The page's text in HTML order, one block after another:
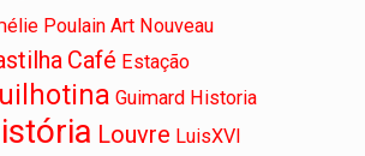
Poulain Art Nouveau
Café Estação
Guimard Historia
Louvre LuisXVI